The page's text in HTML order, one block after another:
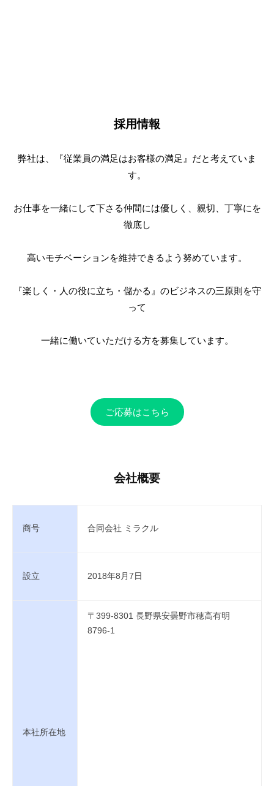
採用情報
弊社は、『従業員の満足はお客様の満足』だと考えていま
す。
お仕事を一緒にして下さる仲間には優しく、親切、丁寧にを
徹底し
高いモチベーションを維持できるよう努めています。
『楽しく・人の役に立ち・儲かる』のビジネスの三原則を守
って
一緒に働いていただける方を募集しています。
ご応募はこちら
会社概要
商号 合同会社 ミラクル
設立 2018年8月7日
本社所在地
〒399-8301 長野県安曇野市穂高有明
8796-1